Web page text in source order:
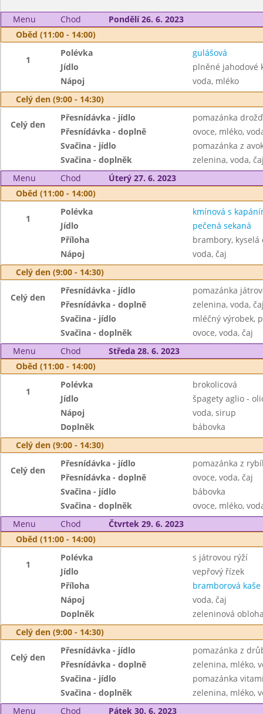
Menu Chod
Pondělí 26. 6. 2023
Oběd (11:00 - 14:00)
1
Polévka
gulášová
Jídlo
plněné jahodové
Nápoj
voda, mléko
Celý den (9:00 - 14:30)
Celý den
Přesnídávka - jídlo
pomazánka
Přesnídávka - doplně
ovoce, mléko,
Svačina - jídlo
pomazánka z
Svačina - doplněk
zelenina, voda,
Menu
Chod
Úterý 27. 6. 2023
Oběd (11:00 - 14:00)
1
Polévka
kmínová s
Jídlo
pečená sekaná
Příloha
brambory, kyselá
Nápoj
voda, čaj
Celý den (9:00 - 14:30)
Celý den
Přesnídávka - jídlo
pomazánka
Přesnídávka - doplně
zelenina, voda,
Svačina - jídlo
mléčný výrobek,
Svačina - doplněk
ovoce, voda, čaj
Menu
Chod
Středa 28. 6. 2023
Oběd (11:00 - 14:00)
1
Polévka
brokolicová
Jídlo
špagety aglio -
Nápoj
voda, sirup
Doplněk
bábovka
Celý den (9:00 - 14:30)
Celý den
Přesnídávka - jídlo
pomazánka z
Přesnídávka - doplně
ovoce, voda, čaj
Svačina - jídlo
bábovka
Svačina - doplněk
ovoce, mléko,
Menu
Chod
Čtvrtek 29. 6. 2023
Oběd (11:00 - 14:00)
1
Polévka
s játrovou rýží
Jídlo
vepřový řízek
Příloha
bramborová kaše
Nápoj
voda, čaj
Doplněk
zeleninová
Celý den (9:00 - 14:30)
Celý den
Přesnídávka - jídlo
pomazánka z
Přesnídávka - doplně
zelenina, mléko,
Svačina - jídlo
pomazánka
Svačina - doplněk
zelenina, mléko,
Menu
Chod
Pátek 30. 6. 2023